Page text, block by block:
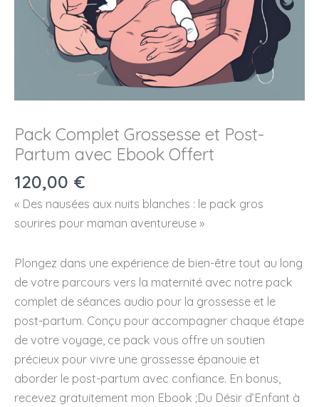
Pack Complet Grossesse et Post-
Partum avec Ebook Offert
120,00 €
« Des nausées aux nuits blanches : le pack gros
sourires pour maman aventureuse »
Plongez dans une expérience de bien-être tout au long
de votre parcours vers la maternité avec notre pack
complet de séances audio pour la grossesse et le
post-partum. Conçu pour accompagner chaque étape
de votre voyage, ce pack vous offre un soutien
précieux pour vivre une grossesse épanouie et
aborder le post-partum avec confiance. En bonus,
recevez gratuitement mon Ebook ;Du Désir d’Enfant à
Offert